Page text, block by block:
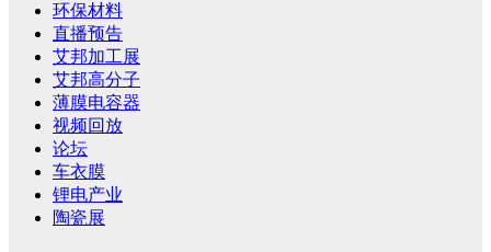
环保材料
直播预告
艾邦加工展
艾邦高分子
薄膜电容器
视频回放
论坛
车衣膜
锂电产业
陶瓷展